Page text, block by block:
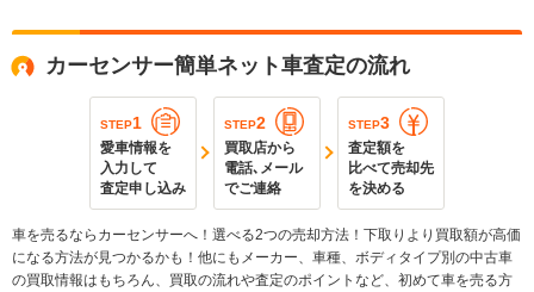
カーセンサー簡単ネット車査定の流れ
STEP1
愛車情報を
入力して
査定申し込み
STEP2
買取店から
電話､メール
でご連絡
STEP3
査定額を
比べて売却先
を決める
車を売るならカーセンサーへ！選べる2つの売却方法！下取りより買取額が高価
になる方法が見つかるかも！他にもメーカー、車種、ボディタイプ別の中古車
の買取情報はもちろん、買取の流れや査定のポイントなど、初めて車を売る方